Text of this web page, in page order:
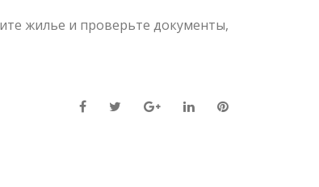
жилье и проверьте документы,
FacebookTwitter Google+LinkedIn